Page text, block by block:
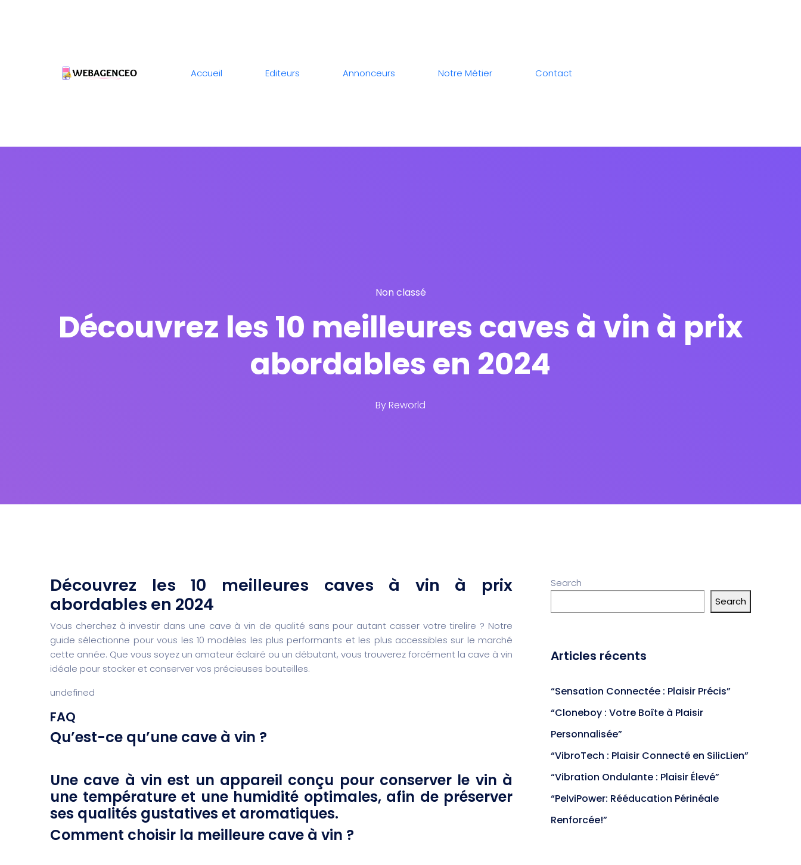
Accueil Editeurs Annonceurs Notre Métier Contact
Non classé
Découvrez les 10 meilleures caves à vin à prix
abordables en 2024
ByReworld
Découvrez les 10 meilleures caves à vin à prix
abordables en 2024
Vous cherchez à investir dans une cave à vin de qualité sans pour autant casser votre tirelire ? Notre
guide sélectionne pour vous les 10 modèles les plus performants et les plus accessibles sur le marché
cette année. Que vous soyez un amateur éclairé ou un débutant, vous trouverez forcément la cave à vin
idéale pour stocker et conserver vos précieuses bouteilles.
undefined
FAQ
Qu’est-ce qu’une cave à vin ?
Une cave à vin est un appareil conçu pour conserver le vin à
une température et une humidité optimales, afin de préserver
ses qualités gustatives et aromatiques.
Comment choisir la meilleure cave à vin ?
Search
Search
Articles récents
“Sensation Connectée : Plaisir Précis”
“Cloneboy : Votre Boîte à Plaisir
Personnalisée”
“VibroTech : Plaisir Connecté en SilicLien”
“Vibration Ondulante : Plaisir Élevé”
“PelviPower: Rééducation Périnéale
Renforcée!”